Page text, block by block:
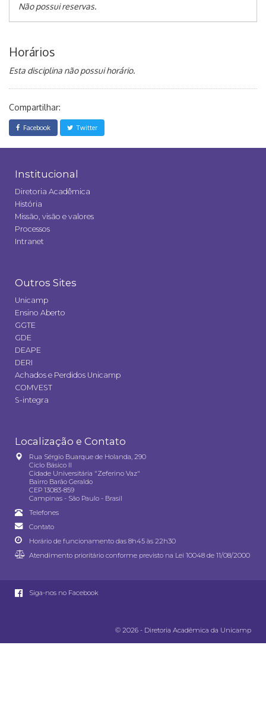
Não possui reservas.
Horários
Esta disciplina não possui horário.
Compartilhar:
Facebook Twitter
Institucional
Diretoria Acadêmica
História
Missão, visão e valores
Processos
Intranet
Outros Sites
Unicamp
Ensino Aberto
GGTE
GDE
DEAPE
DERI
Achados e Perdidos Unicamp
COMVEST
S-integra
Localização e Contato
Rua Sérgio Buarque de Holanda, 290
Ciclo Básico II
Cidade Universitária "Zeferino Vaz"
Bairro Barão Geraldo
CEP 13083-859
Campinas - São Paulo - Brasil
Telefones
Contato
Horário de funcionamento das 8h45 às 22h30
Atendimento prioritário conforme previsto na Lei 10048 de 11/08/2000
Siga-nos no Facebook
© 2026 - Diretoria Acadêmica da Unicamp